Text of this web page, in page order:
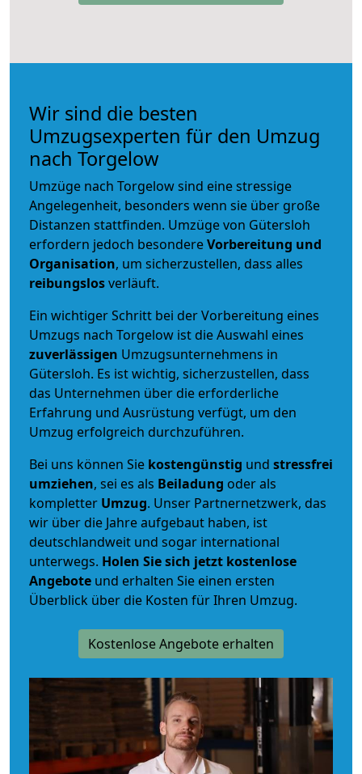
Wir sind die besten
Umzugsexperten für den Umzug
nach Torgelow
Umzüge nach Torgelow sind eine stressige
Angelegenheit, besonders wenn sie über große
Distanzen stattfinden. Umzüge von Gütersloh
erfordern jedoch besondereVorbereitung und
Organisation, um sicherzustellen, dass alles
reibungslosverläuft.
Ein wichtiger Schritt bei der Vorbereitung eines
Umzugs nach Torgelow ist die Auswahl eines
zuverlässigen Umzugsunternehmens in
Gütersloh. Es ist wichtig, sicherzustellen, dass
das Unternehmen über die erforderliche
Erfahrung und Ausrüstung verfügt, um den
Umzug erfolgreich durchzuführen.
Bei uns können Sie kostengünstig und stressfrei
umziehen, sei es als Beiladung oder als
kompletter Umzug. Unser Partnernetzwerk, das
wir über die Jahre aufgebaut haben, ist
deutschlandweit und sogar international
unterwegs. Holen Sie sich jetzt kostenlose
Angebote und erhalten Sie einen ersten
Überblick über die Kosten für Ihren Umzug.
Kostenlose Angebote erhalten